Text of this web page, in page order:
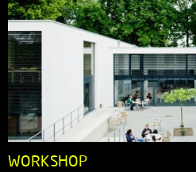
WORKSHOP